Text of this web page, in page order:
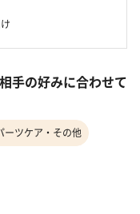
手の好みに合わせて
ーツケア・その他